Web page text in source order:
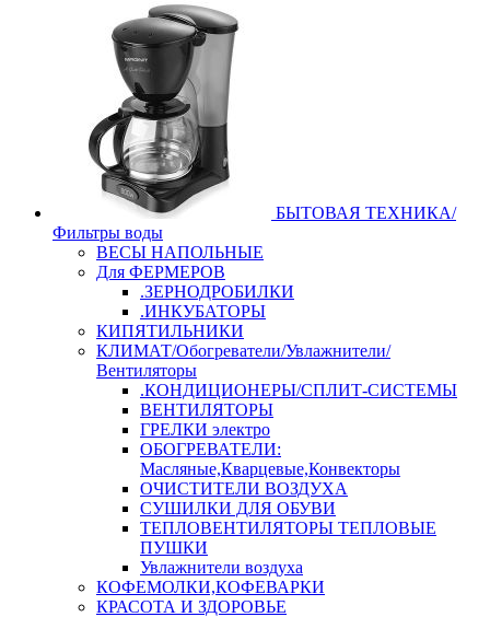
БЫТОВАЯ ТЕХНИКА/
Фильтры воды
ВЕСЫ НАПОЛЬНЫЕ
Для ФЕРМЕРОВ
.ЗЕРНОДРОБИЛКИ
.ИНКУБАТОРЫ
КИПЯТИЛЬНИКИ
КЛИМАТ/Обогреватели/Увлажнители/
Вентиляторы
.КОНДИЦИОНЕРЫ/СПЛИТ-СИСТЕМЫ
ВЕНТИЛЯТОРЫ
ГРЕЛКИ электро
ОБОГРЕВАТЕЛИ:
Масляные,Кварцевые,Конвекторы
ОЧИСТИТЕЛИ ВОЗДУХА
СУШИЛКИ ДЛЯ ОБУВИ
ТЕПЛОВЕНТИЛЯТОРЫ ТЕПЛОВЫЕ
ПУШКИ
Увлажнители воздуха
КОФЕМОЛКИ,КОФЕВАРКИ
КРАСОТА И ЗДОРОВЬЕ